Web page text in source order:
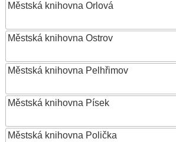
Městská knihovna Orlová
Městská knihovna Ostrov
Městská knihovna Pelhřimov
Městská knihovna Písek
Městská knihovna Polička